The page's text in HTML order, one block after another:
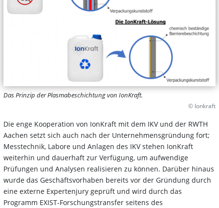
Das Prinzip der Plasmabeschichtung von IonKraft.
© Ionkraft
Die enge Kooperation von IonKraft mit dem IKV und der RWTH
Aachen setzt sich auch nach der Unternehmensgründung fort;
Messtechnik, Labore und Anlagen des IKV stehen IonKraft
weiterhin und dauerhaft zur Verfügung, um aufwendige
Prüfungen und Analysen realisieren zu können. Darüber hinaus
wurde das Geschäftsvorhaben bereits vor der Gründung durch
eine externe Expertenjury geprüft und wird durch das
Programm EXIST-Forschungstransfer seitens des